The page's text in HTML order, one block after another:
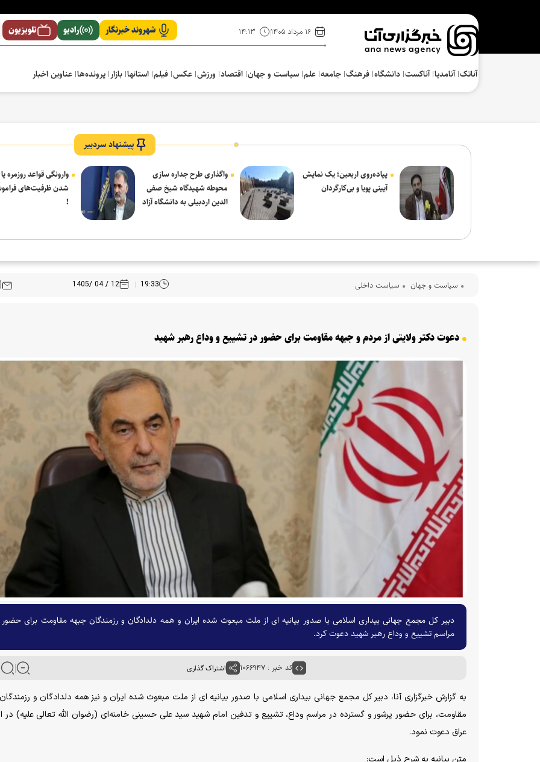
۱۶ مرداد ۱۴۰۵ ۱۴:۱۳ شهروند خبرنگار رادیو تلویزیون
آناتک آنامدیا آناکست دانشگاه فرهنگ‌ جامعه علم سیاست و جهان اقتصاد ورزش عکس فیلم استانها بازار پرونده‌ها عناوین اخبار
پیشنهاد سردبیر
پیاده‌روی اربعین؛ یک نمایش
آیینی پویا و بی‌کارگردان
واگذاری طرح جداره سازی
محوطه شهیدگاه شیخ صفی
الدین اردبیلی به دانشگاه آزاد
وارونگی قواعد روزمره
شدن ظرفیت‌های
!
سیاست و جهان سیاست داخلی 19:33
12 / 04 /1405
دعوت دکتر ولایتی از مردم و جبهه مقاومت برای حضور در تشییع و وداع رهبر شهید
دبیر کل مجمع جهانی بیداری اسلامی با صدور بیانیه ای از ملت مبعوث شده ایران و همه دلدادگان و رزمندگان جبهه مقاومت برای حضور
مراسم تشییع و وداع رهبر شهید دعوت کرد.
کد خبر : ۱۰۶۶۹۴۷ اشتراک گذاری
به گزارش خبرگزاری آنا، دبیر کل مجمع جهانی بیداری اسلامی با صدور بیانیه ای از ملت مبعوث شده ایران و نیز همه دلدادگان و
مقاومت، برای حضور پرشور و گسترده در مراسم وداع، تشییع و تدفین امام شهید سید علی حسینی خامنه‌ای (رضوان الله تعالی علیه) در
عراق دعوت نمود.
متن بیانیه به شرح ذیل است: